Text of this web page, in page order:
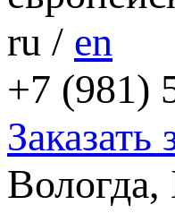
ru / en
+7 (981)
Заказать
Вологда,